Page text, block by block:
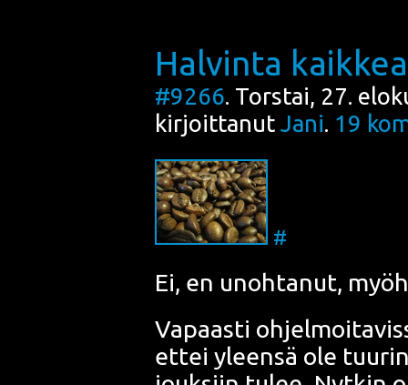
Halvinta kaikkea
#9266. Torstai, 27.
kirjoittanut Jani. 19
#
Ei, en unoh­ta­nut,
Vapaas­ti
ettei yleen­sä ole